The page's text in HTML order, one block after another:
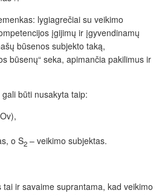
lygiagrečiai su veikimo
įgijimų ir įgyvendinamų
būsenos subjekto taką,
būsenų“ seka, apimančia pakilimus ir
būti nusakyta taip:
o S2 – veikimo subjektas.
tai ir savaime suprantama, kad veikimo